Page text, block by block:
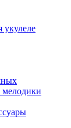
укулеле